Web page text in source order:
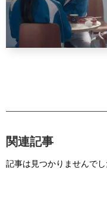
関連記事
記事は見つかりませんでし